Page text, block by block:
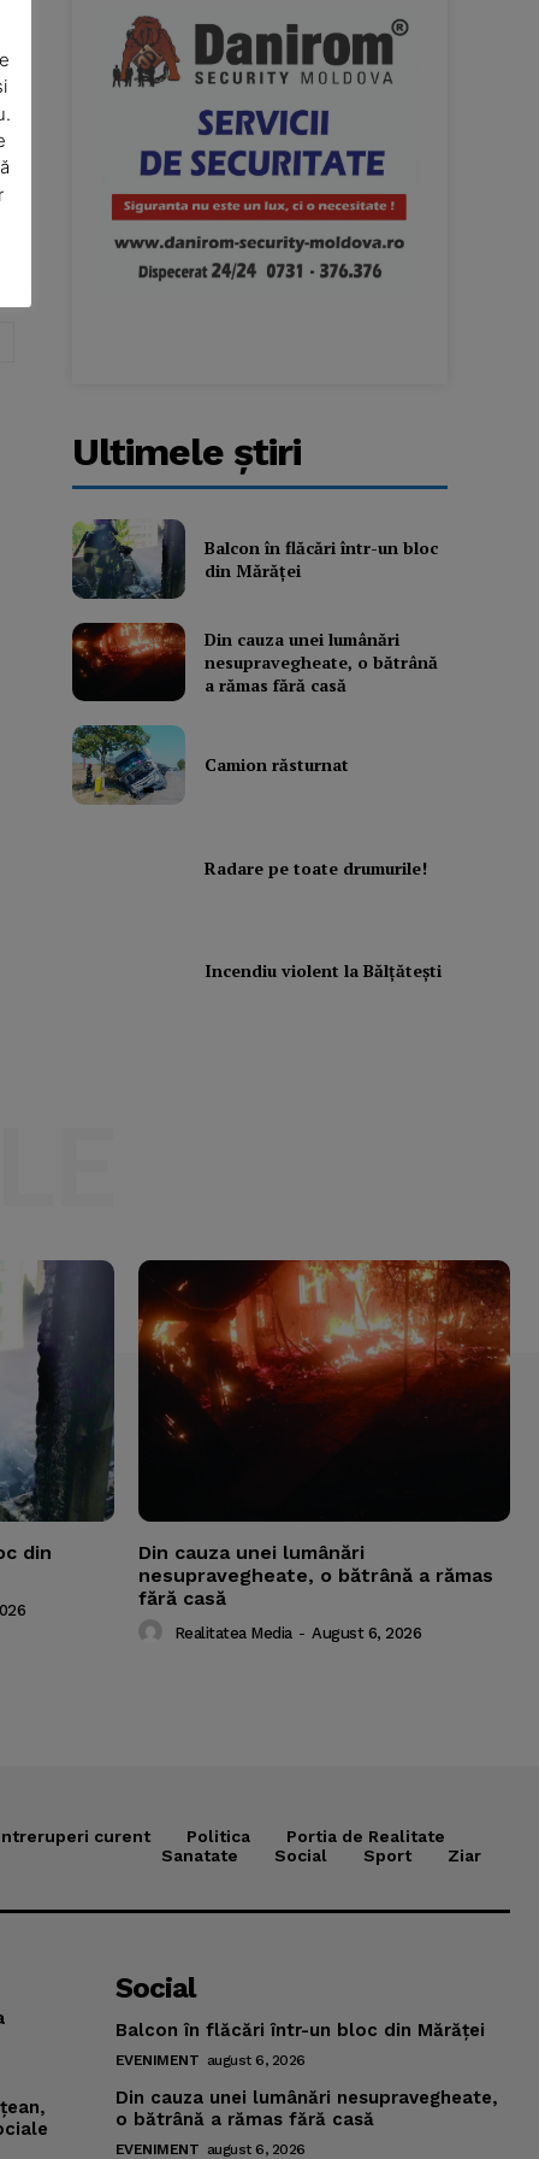
Ultimele ştiri
Balcon în flăcări într-un bloc
din Mărăţei
Din cauza unei lumânări
nesupravegheate, o bătrână
a rămas fără casă
Camion răsturnat
Radare pe toate drumurile!
Incendiu violent la Bălţăteşti
din
Din cauza unei lumânări
nesupravegheate, o bătrână a rămas
fără casă
Realitatea Media - August 6, 2026
curent Politica
Portia de Realitate
Sanatate
Social Sport Ziar
Social
Balcon în flăcări într-un bloc din Mărăţei
EVENIMENT august 6, 2026
Din cauza unei lumânări nesupravegheate,
o bătrână a rămas fără casă
EVENIMENT august 6, 2026